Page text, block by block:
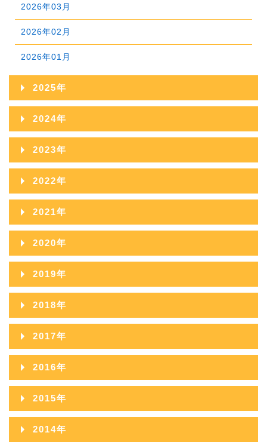
2026年03月
2026年02月
2026年01月
2025年
2025年12月
2025年11月
2025年10月
2025年09月
2025年08月
2025年07月
2025年06月
2025年05月
2025年03月
2025年02月
2025年01月
2024年
2024年12月
2024年11月
2024年10月
2024年09月
2024年08月
2024年07月
2024年06月
2024年05月
2024年03月
2024年02月
2024年01月
2023年
2023年12月
2023年11月
2023年10月
2023年09月
2023年08月
2023年07月
2023年06月
2023年05月
2023年03月
2023年02月
2022年
2022年12月
2022年11月
2022年10月
2022年09月
2022年08月
2022年07月
2022年06月
2022年05月
2022年03月
2021年
2021年12月
2021年11月
2021年10月
2021年09月
2021年08月
2021年07月
2021年06月
2021年05月
2020年
2020年12月
2020年11月
2020年10月
2020年09月
2020年08月
2020年07月
2020年06月
2019年
2019年12月
2019年11月
2019年10月
2019年09月
2019年08月
2019年07月
2018年
2018年12月
2018年11月
2018年10月
2018年09月
2018年08月
2017年
2017年12月
2017年11月
2017年10月
2017年09月
2016年
2016年12月
2016年11月
2015年
2015年12月
2014年